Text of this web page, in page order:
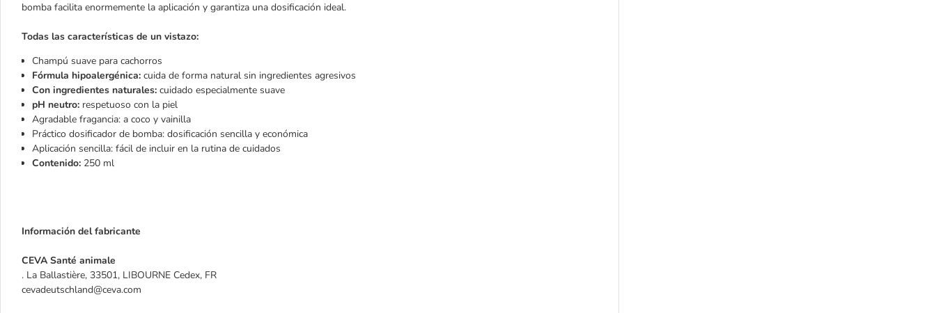
bomba facilita enormemente la aplicación y garantiza una dosificación ideal.
Todas las características de un vistazo:
Champú suave para cachorros
Fórmula hipoalergénica: cuida de forma natural sin ingredientes agresivos
Con ingredientes naturales: cuidado especialmente suave
pH neutro: respetuoso con la piel
Agradable fragancia: a coco y vainilla
Práctico dosificador de bomba: dosificación sencilla y económica
Aplicación sencilla: fácil de incluir en la rutina de cuidados
Contenido: 250 ml
Información del fabricante
CEVA Santé animale
. La Ballastière, 33501, LIBOURNE Cedex, FR
cevadeutschland@ceva.com